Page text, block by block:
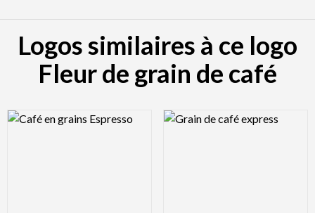
Logos similaires à ce logo
Fleur de grain de café
Logo Preview Image Logo Preview Image